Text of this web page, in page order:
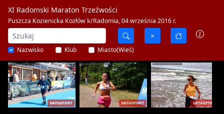
XI Radomski Maraton Trzeźwości
Puszcza Kozienicka Kozłów k/Radomia, 04 września 2016 r.
Nazwisko Klub Miasto(Wieś)